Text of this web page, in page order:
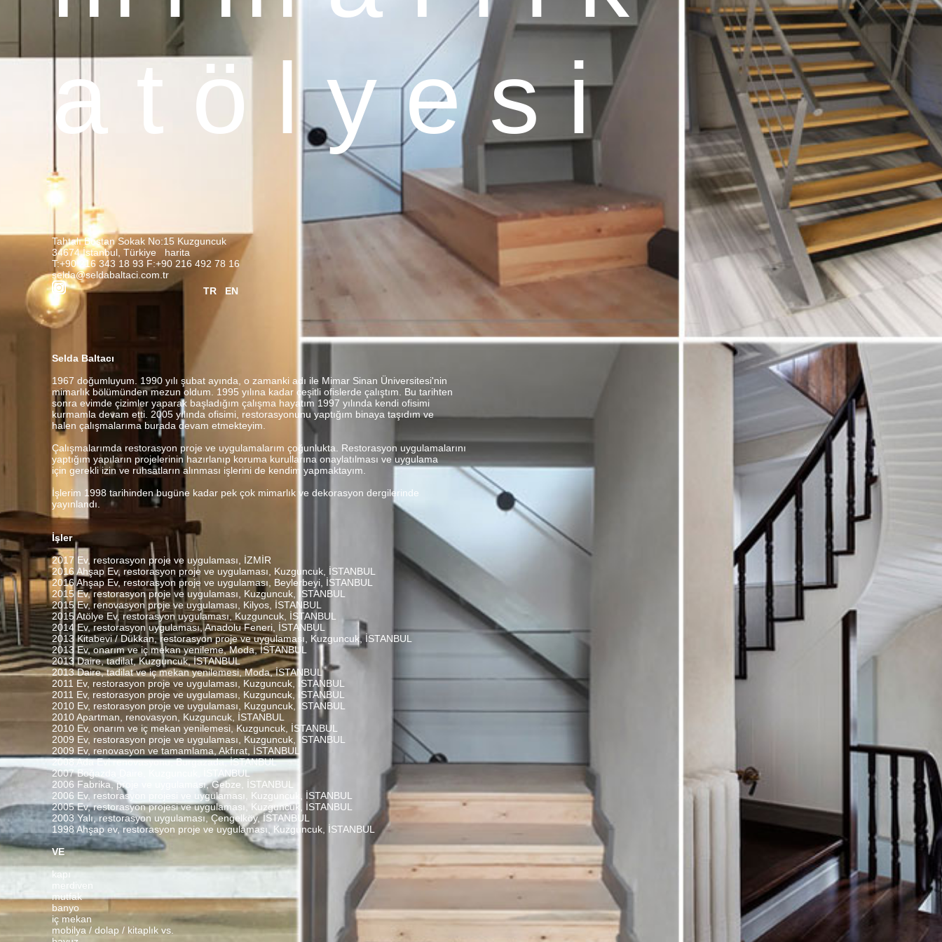
a t ö l y e s i
Tahtalı Bostan Sokak No:15 Kuzguncuk
34674 İstanbul, Türkiye harita
T:+90 216 343 18 93 F:+90 216 492 78 16
selda@seldabaltaci.com.tr
TREN
Selda Baltacı
1967 doğumluyum. 1990 yılı şubat ayında, o zamanki adı ile Mimar Sinan Üniversitesi'nin
mimarlık bölümünden mezun oldum. 1995 yılına kadar çeşitli ofislerde çalıştım. Bu tarihten
sonra evimde çizimler yaparak başladığım çalışma hayatım 1997 yılında kendi ofisimi
kurmamla devam etti. 2005 yılında ofisimi, restorasyonunu yaptığım binaya taşıdım ve
halen çalışmalarıma burada devam etmekteyim.
Çalışmalarımda restorasyon proje ve uygulamalarım çoğunlukta. Restorasyon uygulamalarını
yaptığım yapıların projelerinin hazırlanıp koruma kurullarına onaylatılması ve uygulama
için gerekli izin ve ruhsatların alınması işlerini de kendim yapmaktayım.
İşlerim 1998 tarihinden bugüne kadar pek çok mimarlık ve dekorasyon dergilerinde
yayınlandı.
İşler
2017 Ev, restorasyon proje ve uygulaması, İZMİR
2016 Ahşap Ev, restorasyon proje ve uygulaması, Kuzguncuk, İSTANBUL
2016 Ahşap Ev, restorasyon proje ve uygulaması, Beylerbeyi, İSTANBUL
2015 Ev, restorasyon proje ve uygulaması, Kuzguncuk, İSTANBUL
2015 Ev, renovasyon proje ve uygulaması, Kilyos, İSTANBUL
2015 Atölye Ev, restorasyon uygulaması, Kuzguncuk, İSTANBUL
2014 Ev, restorasyon uygulaması, Anadolu Feneri, İSTANBUL
2013 Kitabevi / Dükkan, restorasyon proje ve uygulaması, Kuzguncuk, İSTANBUL
2013 Ev, onarım ve iç mekan yenileme, Moda, İSTANBUL
2013 Daire, tadilat, Kuzguncuk, İSTANBUL
2013 Daire, tadilat ve iç mekan yenilemesi, Moda, İSTANBUL
2011 Ev, restorasyon proje ve uygulaması, Kuzguncuk, İSTANBUL
2011 Ev, restorasyon proje ve uygulaması, Kuzguncuk, İSTANBUL
2010 Ev, restorasyon proje ve uygulaması, Kuzguncuk, İSTANBUL
2010 Apartman, renovasyon, Kuzguncuk, İSTANBUL
2010 Ev, onarım ve iç mekan yenilemesi, Kuzguncuk, İSTANBUL
2009 Ev, restorasyon proje ve uygulaması, Kuzguncuk, İSTANBUL
2009 Ev, renovasyon ve tamamlama, Akfırat, İSTANBUL
2008 Ada Evi renovasyonu, Burgazada, İSTANBUL
2007 Boğazda Daire, Kuzguncuk, İSTANBUL
2006 Fabrika, proje ve uygulaması, Gebze, İSTANBUL
2006 Ev, restorasyon projesi ve uygulaması, Kuzguncuk, İSTANBUL
2005 Ev, restorasyon projesi ve uygulaması, Kuzguncuk, İSTANBUL
2003 Yalı, restorasyon uygulaması, Çengelköy, İSTANBUL
1998 Ahşap ev, restorasyon proje ve uygulaması, Kuzguncuk, İSTANBUL
VE
kapı
merdiven
mutfak
banyo
iç mekan
mobilya / dolap / kitaplık vs.